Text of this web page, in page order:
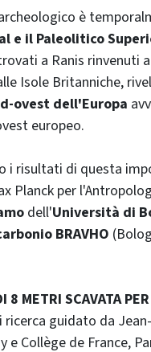
è
e il Paleolitico
a Ranis rinvenuti
Isole Britanniche,
ovest dell'Europa
europeo.
i risultati di questa
Planck per
dell'Università di
BRAVHO
8 METRI SCAVATA
guidato da
Collège de France,